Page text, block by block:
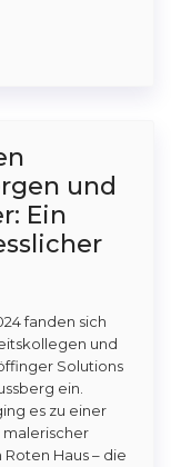
und
Ein
fanden sich
und
Solutions
ein.
es zu einer
Haus – die